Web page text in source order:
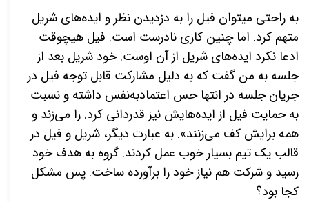
به راحتی می­توان فیل را به دزدیدن نظر و ایده‌­های شریل
متهم کرد. اما چنین کاری نادرست است. فیل هیچ­وقت
ادعا نکرد ایده‌های شریل از آن اوست. خود شریل بعد از
جلسه به من گفت که به دلیل مشارکت قابل توجه فیل در
جریان جلسه در انتها حس اعتمادبه­‌نفس داشته و نسبت
به حمایت فیل از ایده‌­هایش نیز قدردانی کرد. را می­‌زند و
همه برایش کف می­‌زنند». به عبارت دیگر، شریل و فیل در
قالب یک تیم بسیار خوب عمل کردند. گروه به هدف خود
رسید و شرکت هم نیاز خود را برآورده ساخت. پس مشکل
کجا بود؟